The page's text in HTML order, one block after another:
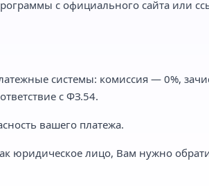
с официального сайта или
системы: комиссия — 0%,
с ФЗ.54.
вашего платежа.
юридическое лицо, Вам нужно